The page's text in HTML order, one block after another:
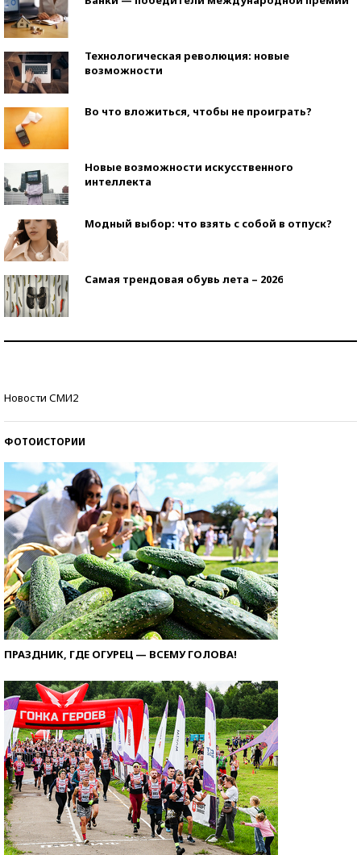
Технологическая революция: новые
возможности
Во что вложиться, чтобы не проиграть?
Новые возможности искусственного
интеллекта
Модный выбор: что взять с собой в отпуск?
Самая трендовая обувь лета – 2026
Новости СМИ2
ФОТОИСТОРИИ
ПРАЗДНИК, ГДЕ ОГУРЕЦ — ВСЕМУ ГОЛОВА!